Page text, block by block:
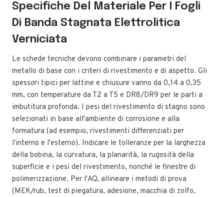
Specifiche Del Materiale Per I Fogli
Di Banda Stagnata Elettrolitica
Verniciata
Le schede tecniche devono combinare i parametri del
metallo di base con i criteri di rivestimento e di aspetto. Gli
spessori tipici per lattine e chiusure vanno da 0,14 a 0,35
mm, con temperature da T2 a T5 e DR8/DR9 per le parti a
imbutitura profonda. I pesi del rivestimento di stagno sono
selezionati in base all'ambiente di corrosione e alla
formatura (ad esempio, rivestimenti differenziati per
l'interno e l'esterno). Indicare le tolleranze per la larghezza
della bobina, la curvatura, la planarità, la rugosità della
superficie e i pesi del rivestimento, nonché le finestre di
polimerizzazione. Per l'AQ, allineare i metodi di prova
(MEK/rub, test di piegatura, adesione, macchia di zolfo,